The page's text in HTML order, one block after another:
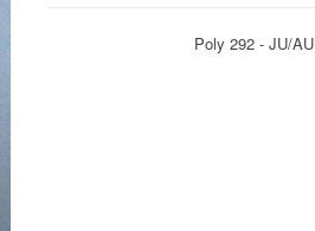
Poly 292 - JU/